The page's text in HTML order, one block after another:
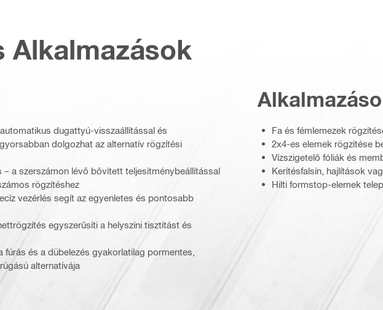
Alkalmazások
dugattyú-visszaállítással és
dolgozhat az alternatív rögzítési
– a szerszámon lévő bővített teljesítménybeállítással
rögzítéshez
vezérlés segít az egyenletes és pontosabb
egyszerűsíti a helyszíni tisztítást és
és a dübelezés gyakorlatilag pormentes,
alternatívája
Fa és fémlemezek
2x4-es elemek rögzítése
Vízszigetelő fóliák és
Kerítésfalsín, hajlítások
Hilti formstop-elemek